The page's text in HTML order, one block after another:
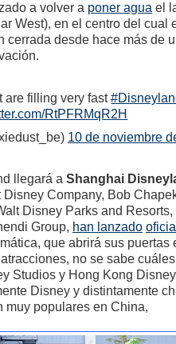
a volver a poner agua el
West), en el centro del cual
cerrada desde hace más de
are filling very fast
RtPFRMqR2H
10 de noviembre
llegará a Shanghai
Disney Company, Bob
Disney Parks and Resorts,
Group, han lanzado
que abrirá sus puertas
no se sabe
Studios y Hong Kong
Disney y distintamente
muy populares en China,